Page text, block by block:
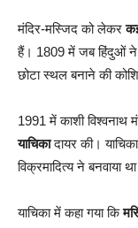
मंदिर-मस्जिद को लेकर
हैं। 1809 में जब हिंदुओं ने
छोटा स्थल बनाने की
1991 में काशी विश्वनाथ
याचिकादायर की।
विक्रमादित्य ने
याचिका में कहा गया कि